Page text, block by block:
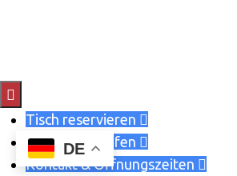
DE

Tisch reservieren 
Gutschein kaufen 
Kontakt & Öffnungszeiten 